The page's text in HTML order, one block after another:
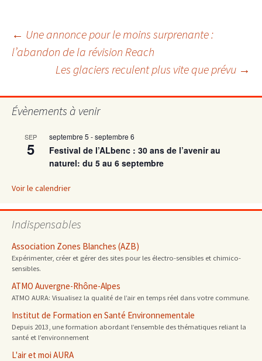
Navigation
articles
← Une annonce pour le moins surprenante :
l’abandon de la révision Reach
Les glaciers reculent plus vite que prévu →
Évènements à venir
SEP
5
septembre 5 -septembre 6
Festival de l’ALbenc : 30 ans de l’avenir au
naturel: du 5 au 6 septembre
Voir le calendrier
Indispensables
Association Zones Blanches (AZB)
Expérimenter, créer et gérer des sites pour les électro-sensibles et chimico-
sensibles.
ATMO Auvergne-Rhône-Alpes
ATMO AURA: Visualisez la qualité de l’air en temps réel dans votre commune.
Institut de Formation en Santé Environnementale
Depuis 2013, une formation abordant l’ensemble des thématiques reliant la
santé et l’environnement
L'air et moi AURA